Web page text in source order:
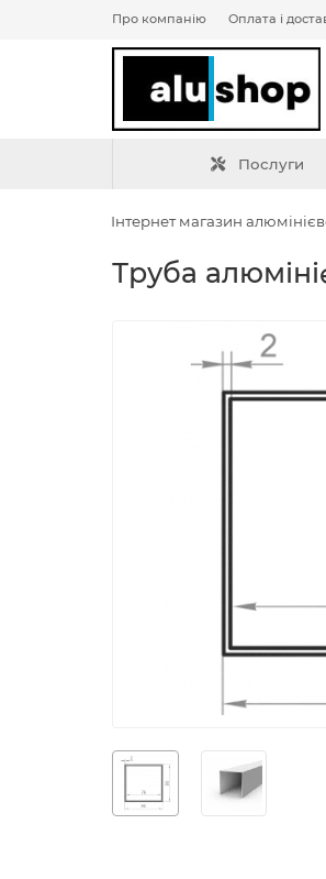
Про компанію Оплата і
Послуги
Інтернет магазин
Труба